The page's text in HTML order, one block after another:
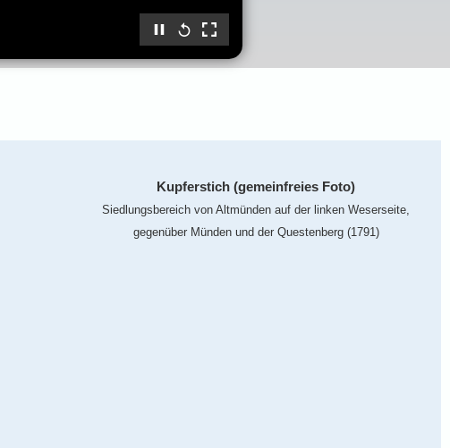
Kupferstich (gemeinfreies Foto)
Siedlungsbereich von Altmünden auf der linken Weserseite,
gegenüber Münden und der Questenberg (1791)